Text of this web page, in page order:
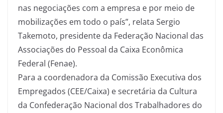
nas negociações com a empresa e por meio de
mobilizações em todo o país”, relata Sergio
Takemoto, presidente da Federação Nacional das
Associações do Pessoal da Caixa Econômica
Federal (Fenae).
Para a coordenadora da Comissão Executiva dos
Empregados (CEE/Caixa) e secretária da Cultura
da Confederação Nacional dos Trabalhadores do